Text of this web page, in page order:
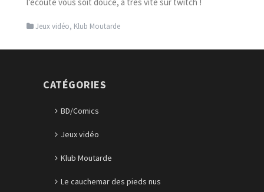
Jeux vidéo, Klub Moutarde
CATÉGORIES
BD/Comics
Jeux vidéo
Klub Moutarde
Le cauchemar des pieds nus